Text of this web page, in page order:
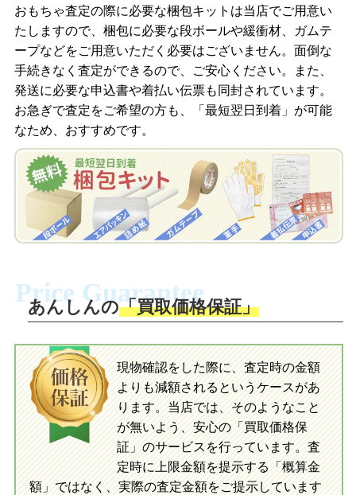
商品を撮影して、査定フォームから画像
を送信します。
梱包キットをメールで申し込み
査定結果をメールで確認し、梱包キット
を申し込みます。梱包キットは送料無料
でお届けします。
自宅でおもちゃを発送・梱包
梱包キットに同封する発送ガイドの手順
送。当店へ無料で発送いただけます。
入金完了
当店に査定したおもちゃがご到着後、ご
指定の口座に即日入金可能です。
買取の流れ 写真の撮影方法
「ジョニージョイLINE査定」を友だちに
追加し、スマートフォンなどのカメラで
撮影したおもちゃの写真をトーク中に送
梱包キットをLINEで申し込み
査定結果をLINEで確認し、梱包キットを
申し込みます。梱包キットは送料無料で
お届けします。
自宅でおもちゃを発送・梱包
ださい。お電話にて集荷依頼を行い発
送。当店へ無料で発送いただけます。
当店に査定したおもちゃがご到着後、ご
指定の口座に即日入金可能です。
初めての方へ LINE査定の流れ 写真の撮影方法
おもちゃ査定の際に必要な梱包キットは当店でご用意い
たしますので、梱包に必要な段ボールや緩衝材、ガムテ
ープなどをご用意いただく必要はございません。面倒な
手続きなく査定ができるので、ご安心ください。また、
発送に必要な申込書や着払い伝票も同封されています。
お急ぎで査定をご希望の方も、「最短翌日到着」が可能
なため、おすすめです。
Price Guarantee
あんしんの「買取価格保証」
現物確認をした際に、査定時の金額
よりも減額されるというケースがあ
ります。当店では、そのようなこと
が無いよう、安心の「買取価格保
証」のサービスを行っています。査
定時に上限金額を提示する「概算金
額」ではなく、実際の査定金額をご提示しています